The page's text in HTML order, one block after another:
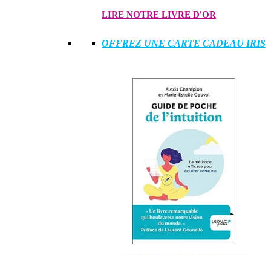
LIRE NOTRE LIVRE D'OR
OFFREZ UNE CARTE CADEAU IRIS